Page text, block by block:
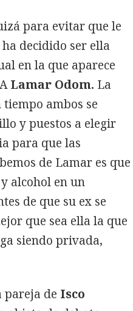
para evitar que le
ha decidido ser ella
en la que aparece
Lamar Odom. La
ambos se
y puestos a elegir
para que las
de Lamar es que
alcohol en un
de que su ex se
que sea ella la que
siendo privada,
pareja de Isco